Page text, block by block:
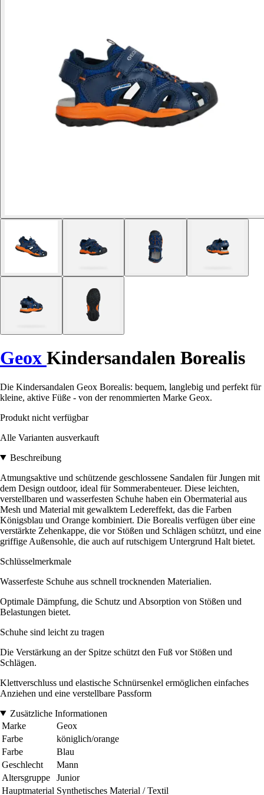
Geox Kindersandalen Borealis
Die Kindersandalen Geox Borealis: bequem, langlebig und perfekt für
kleine, aktive Füße - von der renommierten Marke Geox.
Produkt nicht verfügbar
Alle Varianten ausverkauft
Beschreibung
Atmungsaktive und schützende geschlossene Sandalen für Jungen mit
dem Design outdoor, ideal für Sommerabenteuer. Diese leichten,
verstellbaren und wasserfesten Schuhe haben ein Obermaterial aus
Mesh und Material mit gewalktem Ledereffekt, das die Farben
Königsblau und Orange kombiniert. Die Borealis verfügen über eine
verstärkte Zehenkappe, die vor Stößen und Schlägen schützt, und eine
griffige Außensohle, die auch auf rutschigem Untergrund Halt bietet.
Schlüsselmerkmale
Wasserfeste Schuhe aus schnell trocknenden Materialien.
Optimale Dämpfung, die Schutz und Absorption von Stößen und
Belastungen bietet.
Schuhe sind leicht zu tragen
Die Verstärkung an der Spitze schützt den Fuß vor Stößen und
Schlägen.
Klettverschluss und elastische Schnürsenkel ermöglichen einfaches
Anziehen und eine verstellbare Passform
Zusätzliche Informationen
Marke
Geox
Farbe
königlich/orange
Farbe
Blau
Geschlecht
Mann
Altersgruppe
Junior
Hauptmaterial Synthetisches Material / Textil